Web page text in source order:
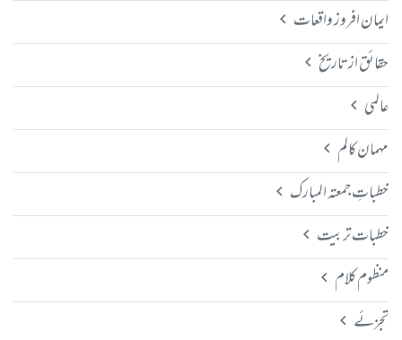
ایمان افروز واقعات
حقائق از تاریخ
عالمی
مہمان کالم
خطباتِ جمعتہ المبارک
خطبات تربیت
منظوم کلام
تجزئے